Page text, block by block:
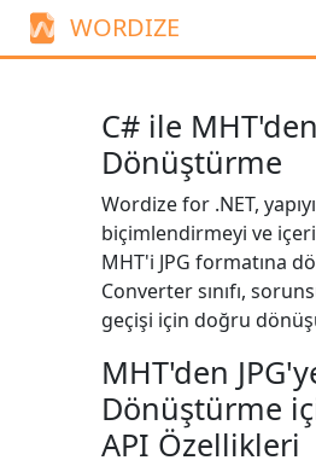
WORDIZE
C# ile
Dönüştürme
Wordize for .NET,
biçimlendirmeyi ve
MHT'i JPG formatına
Convertersınıfı,
geçişi için doğru
MHT'den
Dönüştürme
API Özellikleri